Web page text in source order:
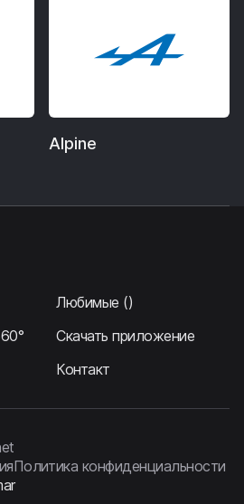
Alpine
Любимые ()
Скачать приложение
Контакт
Политика конфиденциальности